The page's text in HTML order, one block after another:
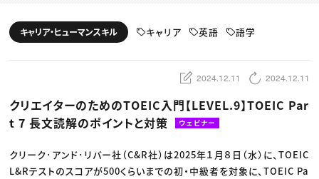
動画配信・映像制作
編集・ライティング
ディレクション
TOP Creator’s コラム トップ
Webクリエイター
ゲームクリエイター
クリエイターインタビュー
C＆R Magazine
セミナー
ニュース・トレンド トップ
Web
映像
広告
出版
CREATIVE VILLAGEからのお知らせ
キャリア・ヒューマンスキル キャリア 英語 語学
2024.12.11 2024.12.11
クリエイターのためのTOEIC入門【LEVEL.9】TOEIC Par
t 7 長文読解のポイントと対策
ウェビナー
クリーク･アンド･リバー社（C&R社）は2025年１月８日（水）に、TOEIC
L&Rテストのスコアが500くらいまでの初・中級者を対象に、TOEIC Pa